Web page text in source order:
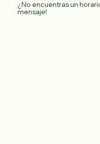
¿No encuentras un
mensaje!